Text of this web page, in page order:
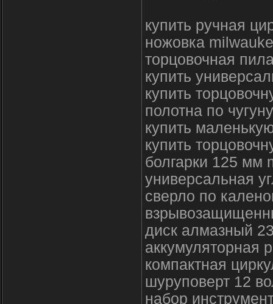
купить ручная
ножовка
торцовочная
купить
купить
полотна по
купить
купить
болгарки 125 мм
универсальная
сверло по
диск алмазный
аккумуляторная
компактная
шуруповерт 12
набор